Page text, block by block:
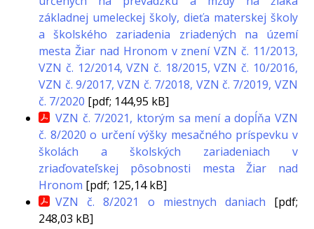
základnej umeleckej školy, dieťa materskej školy
a školského zariadenia zriadených na území
mesta Žiar nad Hronom v znení VZN č. 11/2013,
VZN č. 12/2014, VZN č. 18/2015, VZN č. 10/2016,
VZN č. 9/2017, VZN č. 7/2018, VZN č. 7/2019, VZN
č. 7/2020 [pdf; 144,95 kB]
VZN č. 7/2021, ktorým sa mení a dopĺňa VZN
č. 8/2020 o určení výšky mesačného príspevku v
školách a školských zariadeniach v
zriaďovateľskej pôsobnosti mesta Žiar nad
Hronom [pdf; 125,14 kB]
VZN č. 8/2021 o miestnych daniach [pdf;
248,03 kB]